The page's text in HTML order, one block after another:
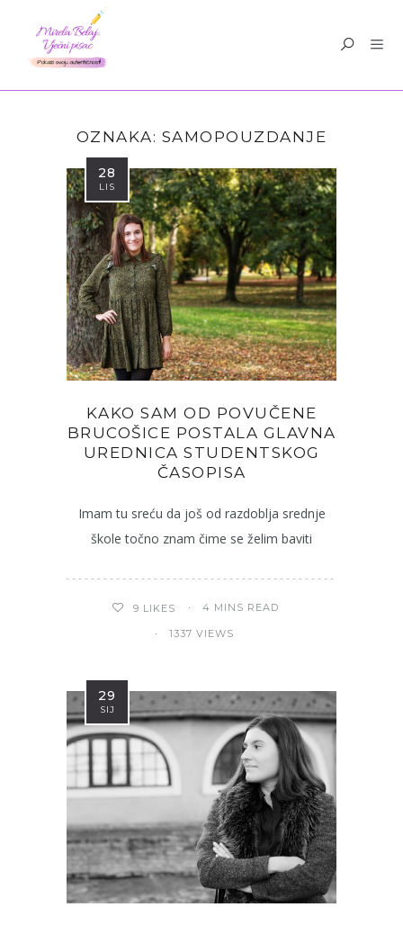
OZNAKA: SAMOPOUZDANJE
28
LIS
KAKO SAM OD POVUČENE
BRUCOŠICE POSTALA GLAVNA
UREDNICA STUDENTSKOG
ČASOPISA
Imam tu sreću da još od razdoblja srednje
škole točno znam čime se želim baviti
9 LIKES 4 MINS READ
1337 VIEWS
29
SIJ